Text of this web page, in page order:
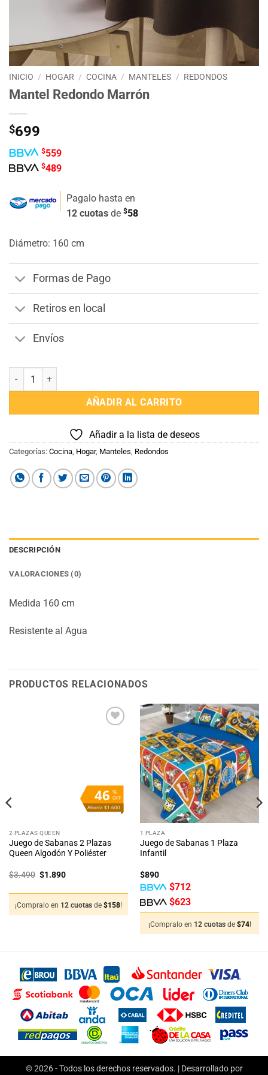
INICIO / HOGAR / COCINA / MANTELES / REDONDOS
Mantel Redondo Marrón
$699
$559
$489
Pagalo hasta en
12 cuotas de $58
Diámetro: 160 cm
Formas de Pago
Retiros en local
Envíos
Mantel Redondo Marrón cantidad
AÑADIR AL CARRITO
Añadir a la lista de deseos
Categorías: Cocina, Hogar, Manteles, Redondos
DESCRIPCIÓN
VALORACIONES (0)
Medida 160 cm
Resistente al Agua
PRODUCTOS RELACIONADOS
%
OFF
46
Ahorra $1.600
2 PLAZAS QUEEN
Juego de Sabanas 2 Plazas
Queen Algodón Y Poliéster
$3.490 El
$3.490.
$1.890El
$1.890.
¡Compralo en 12 cuotas de $158!
Añadir
a la
lista
de
deseos
1 PLAZA
Juego de Sabanas 1 Plaza
Infantil
$890
$712
$623
¡Compralo en 12 cuotas de $74!
© 2026 - Todos los derechos reservados. | Desarrollado por